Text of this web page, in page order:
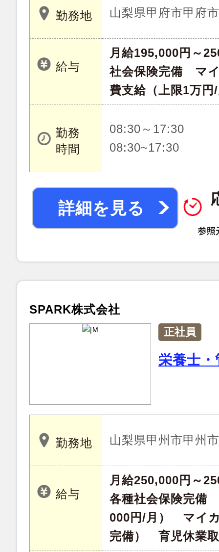
勤務地 山梨県甲府市甲府
給与
月給195,000円～
社会保険完備 マ
費支給（上限1万円
勤務
時間
08:30～17:30
08:30~17:30
詳細を見る
SPARK株式会社
正社員
栄養士
勤務地 山梨県甲州市甲州
給与
月給250,000円～
各種社会保険完備
000円/月） マイ
完備） 育児休業